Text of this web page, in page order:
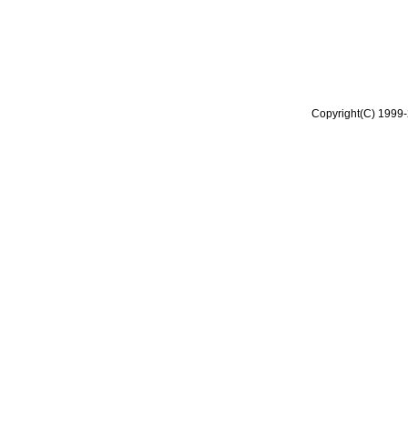
Copyright(C)